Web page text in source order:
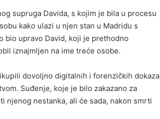
supruga Davida, s kojim je bila u procesu
kako ulazi u njen stan u Madridu s
bio upravo David, koji je prethodno
iznajmljen na ime treće osobe.
dovoljno digitalnih i forenzičkih dokaza
Suđenje, koje je bilo zakazano za
nestanka, ali će sada, nakon smrti